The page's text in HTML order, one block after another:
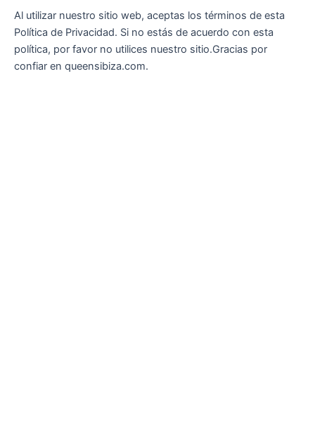
Al utilizar nuestro sitio web, aceptas los términos de esta
Política de Privacidad. Si no estás de acuerdo con esta
política, por favor no utilices nuestro sitio.Gracias por
confiar en queensibiza.com.